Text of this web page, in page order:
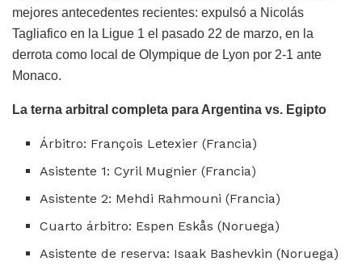
mejores antecedentes recientes: expulsó a Nicolás
Tagliafico en la Ligue 1 el pasado 22 de marzo, en la
derrota como local de Olympique de Lyon por 2-1 ante
Monaco.
La terna arbitral completa para Argentina vs. Egipto
Árbitro: François Letexier (Francia)
Asistente 1: Cyril Mugnier (Francia)
Asistente 2: Mehdi Rahmouni (Francia)
Cuarto árbitro: Espen Eskås (Noruega)
Asistente de reserva: Isaak Bashevkin (Noruega)